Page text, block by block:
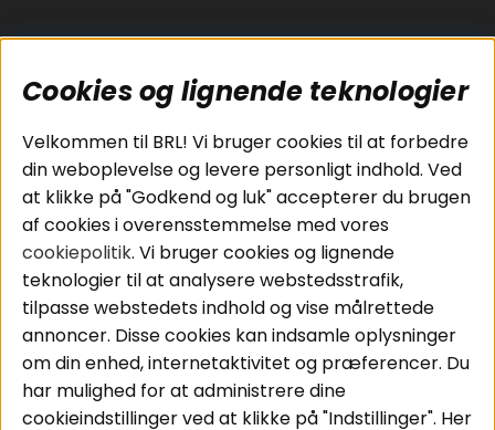
Populære sider
Pakkeløsninger
Bilstereo
Højttalere
Forstærker
Smartphone
Tilbehør
Kabler
Kundeservice
Cookies
Handelsbetingelser
Personvernpolicy
Service / Garanti /
Retur
Områder Følg os
Cookies og lignende teknologier
Velkommen til BRL! Vi bruger cookies til at forbedre
din weboplevelse og levere personligt indhold. Ved
at klikke på "Godkend og luk" accepterer du brugen
af cookies i overensstemmelse med vores
cookiepolitik. Vi bruger cookies og lignende
teknologier til at analysere webstedsstrafik,
tilpasse webstedets indhold og vise målrettede
annoncer. Disse cookies kan indsamle oplysninger
om din enhed, internetaktivitet og præferencer. Du
har mulighed for at administrere dine
cookieindstillinger ved at klikke på "Indstillinger". Her